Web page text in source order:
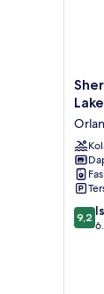
Villas,
Lake
9.2
dari
9,2